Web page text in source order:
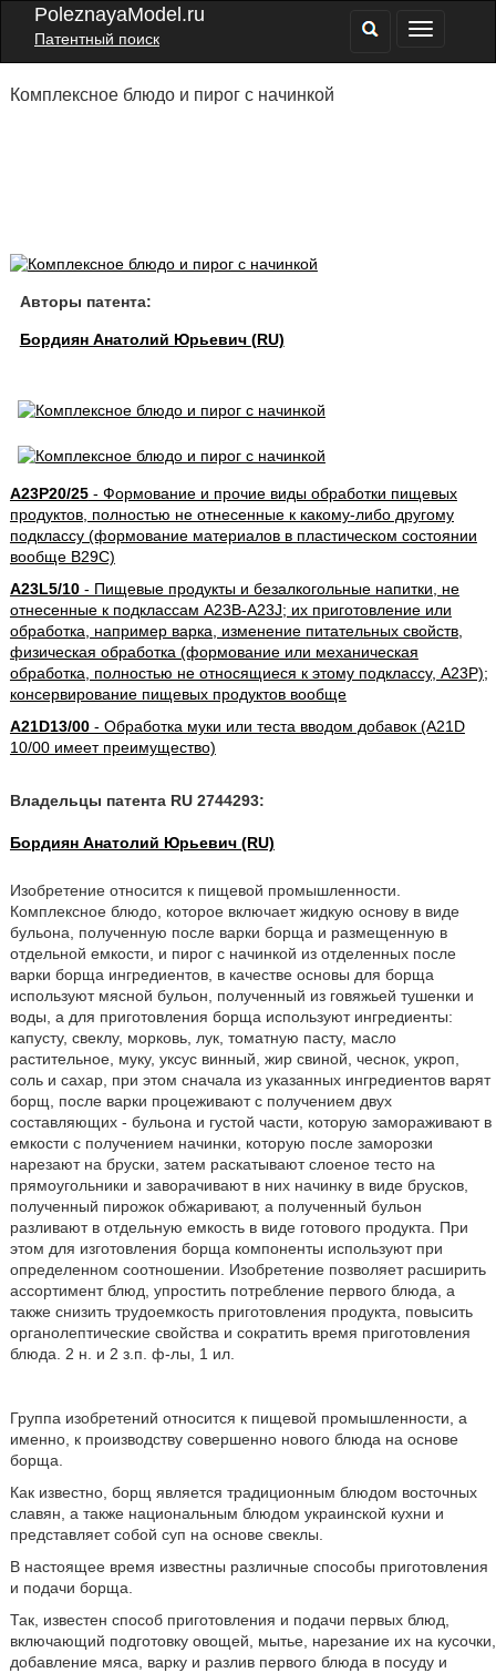
PoleznayaModel.ru
Патентный поиск
Комплексное блюдо и пирог с начинкой
Авторы патента:
Бордиян Анатолий Юрьевич (RU)
A23P20/25- Формование и прочие виды обработки пищевых
продуктов, полностью не отнесенные к какому-либо другому
подклассу (формование материалов в пластическом состоянии
вообще B29C)
A23L5/10- Пищевые продукты и безалкогольные напитки, не
отнесенные к подклассам A23B-A23J; их приготовление или
обработка, например варка, изменение питательных свойств,
физическая обработка (формование или механическая
обработка, полностью не относящиеся к этому подклассу, A23P);
консервирование пищевых продуктов вообще
A21D13/00- Обработка муки или теста вводом добавок (A21D
10/00 имеет преимущество)
Владельцы патента RU 2744293:
Бордиян Анатолий Юрьевич (RU)
Изобретение относится к пищевой промышленности.
Комплексное блюдо, которое включает жидкую основу в виде
бульона, полученную после варки борща и размещенную в
отдельной емкости, и пирог с начинкой из отделенных после
варки борща ингредиентов, в качестве основы для борща
используют мясной бульон, полученный из говяжьей тушенки и
воды, а для приготовления борща используют ингредиенты:
капусту, свеклу, морковь, лук, томатную пасту, масло
растительное, муку, уксус винный, жир свиной, чеснок, укроп,
соль и сахар, при этом сначала из указанных ингредиентов варят
борщ, после варки процеживают с получением двух
составляющих - бульона и густой части, которую замораживают в
емкости с получением начинки, которую после заморозки
нарезают на бруски, затем раскатывают слоеное тесто на
прямоугольники и заворачивают в них начинку в виде брусков,
полученный пирожок обжаривают, а полученный бульон
разливают в отдельную емкость в виде готового продукта. При
этом для изготовления борща компоненты используют при
определенном соотношении. Изобретение позволяет расширить
ассортимент блюд, упростить потребление первого блюда, а
также снизить трудоемкость приготовления продукта, повысить
органолептические свойства и сократить время приготовления
блюда. 2 н. и 2 з.п. ф-лы, 1 ил.
Группа изобретений относится к пищевой промышленности, а
именно, к производству совершенно нового блюда на основе
борща.
Как известно, борщ является традиционным блюдом восточных
славян, а также национальным блюдом украинской кухни и
представляет собой суп на основе свеклы.
В настоящее время известны различные способы приготовления
и подачи борща.
Так, известен способ приготовления и подачи первых блюд,
включающий подготовку овощей, мытье, нарезание их на кусочки,
добавление мяса, варку и разлив первого блюда в посуду и